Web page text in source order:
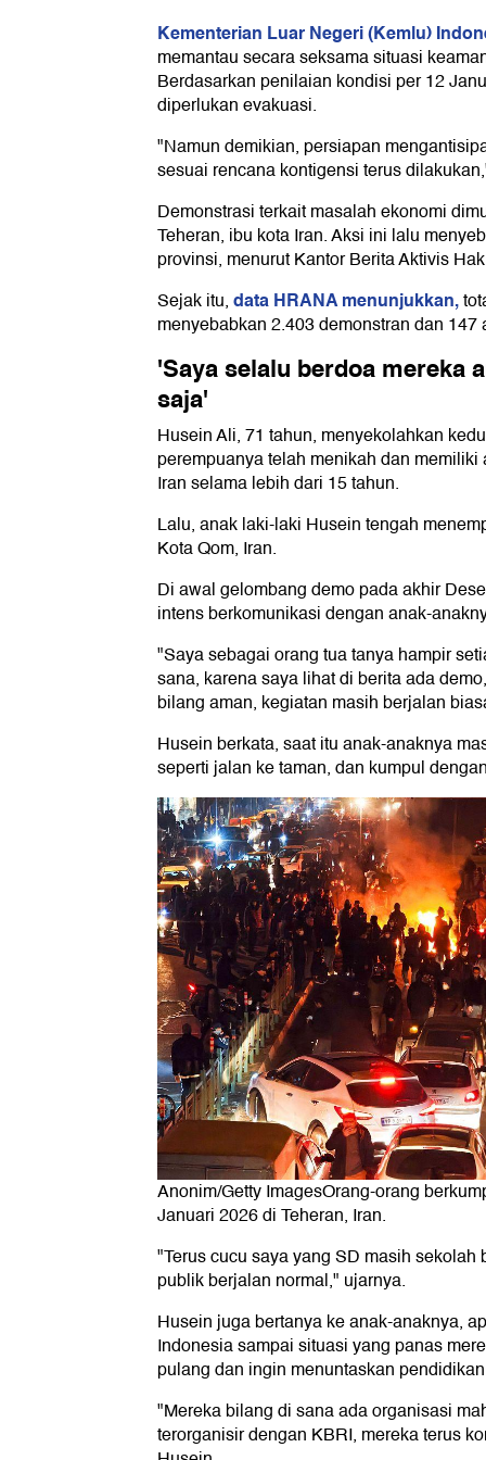
Kementerian Luar Negeri (Kemlu)
memantau secara seksama situasi
Berdasarkan penilaian kondisi per 12
diperlukan evakuasi.
"Namun demikian, persiapan
sesuai rencana kontigensi terus
Demonstrasi terkait masalah ekonomi
Teheran, ibu kota Iran. Aksi ini lalu
provinsi, menurut Kantor Berita Aktivis
Sejak itu,data HRANA menunjukkan,
menyebabkan 2.403 demonstran dan 147
'Saya selalu berdoa mereka
saja'
Husein Ali, 71 tahun, menyekolahkan
perempuanya telah menikah dan
Iran selama lebih dari 15 tahun.
Lalu, anak laki-laki Husein tengah
Kota Qom, Iran.
Di awal gelombang demo pada akhir
intens berkomunikasi dengan anak-
"Saya sebagai orang tua tanya hampir
sana, karena saya lihat di berita ada
bilang aman, kegiatan masih berjalan
Husein berkata, saat itu anak-anaknya
seperti jalan ke taman, dan kumpul
Anonim/Getty ImagesOrang-orang
Januari 2026 di Teheran, Iran.
"Terus cucu saya yang SD masih
publik berjalan normal," ujarnya.
Husein juga bertanya ke anak-anaknya,
Indonesia sampai situasi yang panas
pulang dan ingin menuntaskan
"Mereka bilang di sana ada organisasi
terorganisir dengan KBRI, mereka terus